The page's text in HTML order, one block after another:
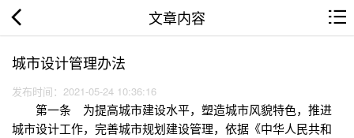
文章内容
城市设计管理办法
发布时间：2021-05-24 10:36:16
第一条 为提高城市建设水平，塑造城市风貌特色，推进
城市设计工作，完善城市规划建设管理，依据《中华人民共和